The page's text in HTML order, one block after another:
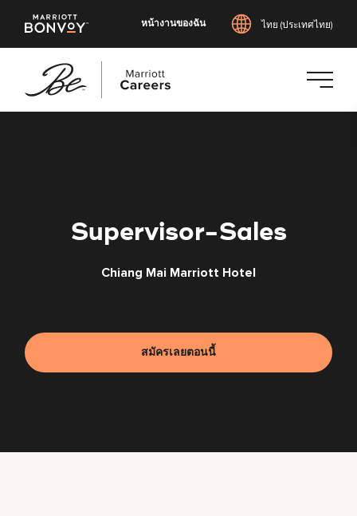
หน้างานของฉัน ไทย (ประเทศไทย)
Supervisor-Sales
Chiang Mai Marriott Hotel
สมัครเลยตอนนี้